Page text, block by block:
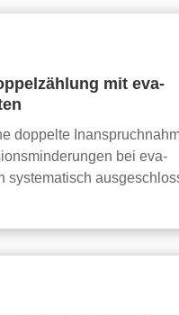
mit eva-
doppelte
bei eva-
systematisch